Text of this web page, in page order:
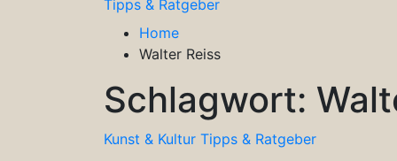
Tipps & Ratgeber
Home
Walter Reiss
Schlagwort:
Kunst & Kultur Tipps & Ratgeber